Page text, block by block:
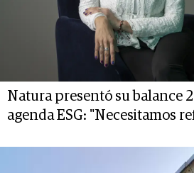
Natura presentó su balance
agenda ESG: "Necesitamos